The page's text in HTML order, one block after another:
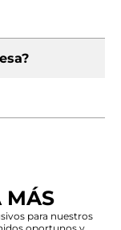
MÁS
para nuestros